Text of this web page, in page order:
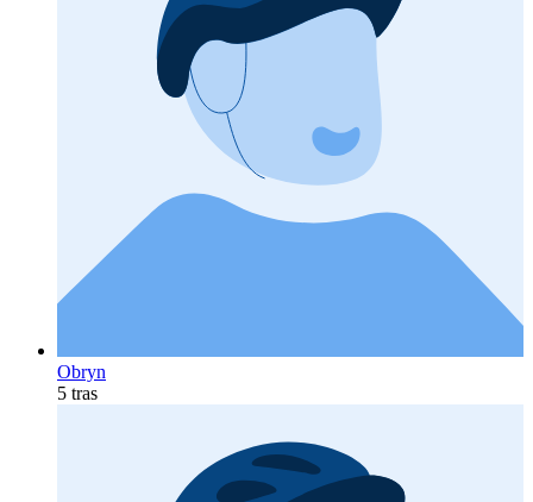
Obryn
5 tras